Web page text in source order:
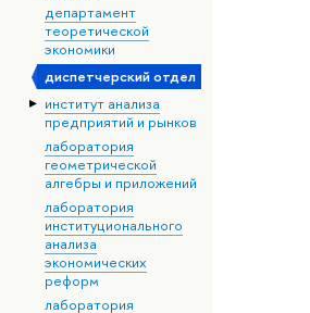
департамент
теоретической
экономики
диспетчерский отдел
институт анализа
предприятий и рынков
лаборатория
геометрической
алгебры и приложений
лаборатория
институционального
анализа
экономических
реформ
лаборатория